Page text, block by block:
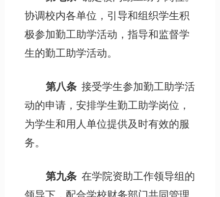
协调校内各单位，引导和组织学生积
极参加勤工助学活动，指导和监督学
生的勤工助学活动。
第八条 接受学生参加勤工助学活
动的申请，安排学生勤工助学岗位，
为学生和用人单位提供及时有效的服
务。
第九条 在学院资助工作领导组的